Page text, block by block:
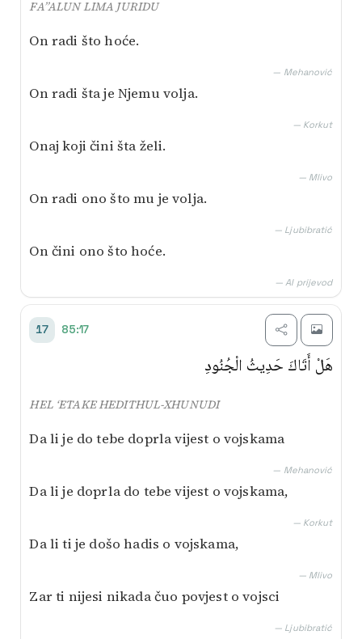
FA’’ALUN LIMA JURIDU
On radi što hoće.
— Mehanović
On radi šta je Njemu volja.
— Korkut
Onaj koji čini šta želi.
— Mlivo
On radi ono što mu je volja.
— Ljubibratić
On čini ono što hoće.
— AI prijevod
17 85:17
هَلْ أَتَاكَ حَدِيثُ الْجُنُودِ
HEL ‘ETAKE HEDITHUL-XHUNUDI
Da li je do tebe doprla vijest o vojskama
— Mehanović
Da li je doprla do tebe vijest o vojskama,
— Korkut
Da li ti je došo hadis o vojskama,
— Mlivo
Zar ti nijesi nikada čuo povjest o vojsci
— Ljubibratić